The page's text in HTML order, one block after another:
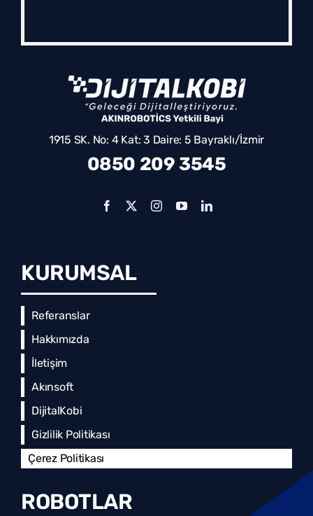
1915 SK. No: 4 Kat: 3 Daire: 5 Bayraklı/İzmir
0850 209 3545
KURUMSAL
Referanslar
Hakkımızda
İletişim
Akınsoft
DijitalKobi
Gizlilik Politikası
Çerez Politikası
ROBOTLAR